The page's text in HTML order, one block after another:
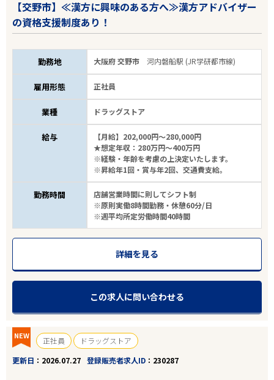
【交野市】≪漢方に興味のある方へ≫漢方アドバイザー
の資格支援制度あり！
勤務地 大阪府 交野市河内磐船駅 (JR学研都市線)
雇用形態 正社員
業種 ドラッグストア
給与
【月給】202,000円～280,000円
★想定年収：280万円～400万円
※経験・年齢を考慮の上決定いたします。
※昇給年1回・賞与年2回、交通費支給。
勤務時間
店舗営業時間に則してシフト制
※原則実働8時間勤務・休憩60分/日
※週平均所定労働時間40時間
詳細を見る
この求人に問い合わせる
NEW 正社員
ドラッグストア
更新日
2026.07.27 登録販売者求人ID 230287